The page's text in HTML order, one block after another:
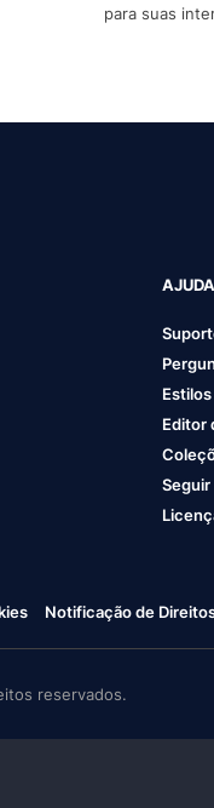
para suas
AJUDA
Editor
Seguir
Notificação de
reservados.